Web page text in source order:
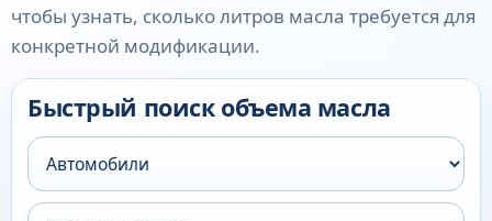
чтобы узнать, сколько литров масла требуется для
конкретной модификации.
Быстрый поиск объема масла